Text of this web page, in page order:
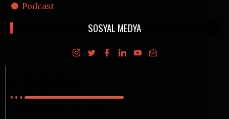
Podcast
SOSYAL MEDYA